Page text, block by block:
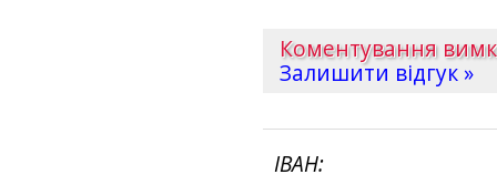
Коментування
Залишити відгук »
ІВАН